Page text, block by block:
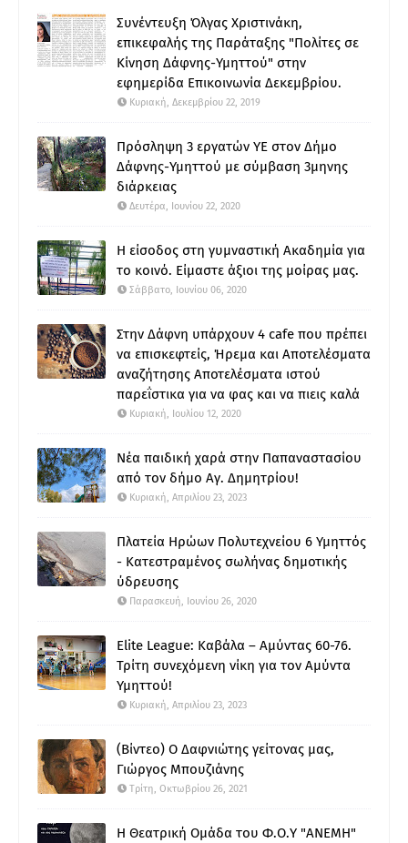
Συνέντευξη Όλγας Χριστινάκη,
επικεφαλής της Παράταξης "Πολίτες σε
Κίνηση Δάφνης-Υμηττού" στην
εφημερίδα Επικοινωνία Δεκεμβρίου.
Κυριακή, Δεκεμβρίου 22, 2019
Πρόσληψη 3 εργατών ΥΕ στον Δήμο
Δάφνης-Υμηττού με σύμβαση 3μηνης
διάρκειας
Δευτέρα, Ιουνίου 22, 2020
Η είσοδος στη γυμναστική Ακαδημία για
το κοινό. Είμαστε άξιοι της μοίρας μας.
Σάββατο, Ιουνίου 06, 2020
Στην Δάφνη υπάρχουν 4 cafe που πρέπει
να επισκεφτείς, Ήρεμα και Αποτελέσματα
αναζήτησης Αποτελέσματα ιστού
παρεΐστικα για να φας και να πιεις καλά
Κυριακή, Ιουλίου 12, 2020
Νέα παιδική χαρά στην Παπαναστασίου
από τον δήμο Αγ. Δημητρίου!
Κυριακή, Απριλίου 23, 2023
Πλατεία Ηρώων Πολυτεχνείου 6 Υμηττός
- Κατεστραμένος σωλήνας δημοτικής
ύδρευσης
Παρασκευή, Ιουνίου 26, 2020
Elite League: Καβάλα – Αμύντας 60-76.
Τρίτη συνεχόμενη νίκη για τον Αμύντα
Υμηττού!
Κυριακή, Απριλίου 23, 2023
(Βίντεο) Ο Δαφνιώτης γείτονας μας,
Γιώργος Μπουζιάνης
Τρίτη, Οκτωβρίου 26, 2021
Η Θεατρική Ομάδα του Φ.Ο.Υ "ΑΝΕΜΗ"